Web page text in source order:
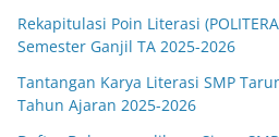
Rekapitulasi Poin Literasi
Semester Ganjil TA 2025-2026
Tantangan Karya Literasi SMP
Tahun Ajaran 2025-2026